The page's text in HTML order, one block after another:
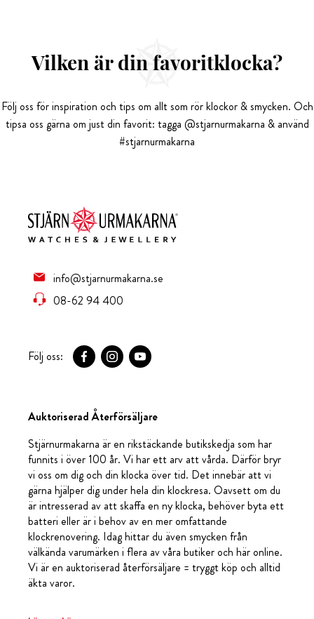
Vilken är din favoritklocka?
Följ oss för inspiration och tips om allt som rör klockor & smycken. Och
tipsa oss gärna om just din favorit: tagga @stjarnurmakarna & använd
#stjarnurmakarna
info@stjarnurmakarna.se
08-62 94 400
Följ oss:
Auktoriserad Återförsäljare
Stjärnurmakarna är en rikstäckande butikskedja som har
funnits i över 100 år. Vi har ett arv att vårda. Därför bryr
vi oss om dig och din klocka över tid. Det innebär att vi
gärna hjälper dig under hela din klockresa. Oavsett om du
är intresserad av att skaffa en ny klocka, behöver byta ett
batteri eller är i behov av en mer omfattande
klockrenovering. Idag hittar du även smycken från
välkända varumärken i flera av våra butiker och här online.
Vi är en auktoriserad återförsäljare = tryggt köp och alltid
äkta varor.